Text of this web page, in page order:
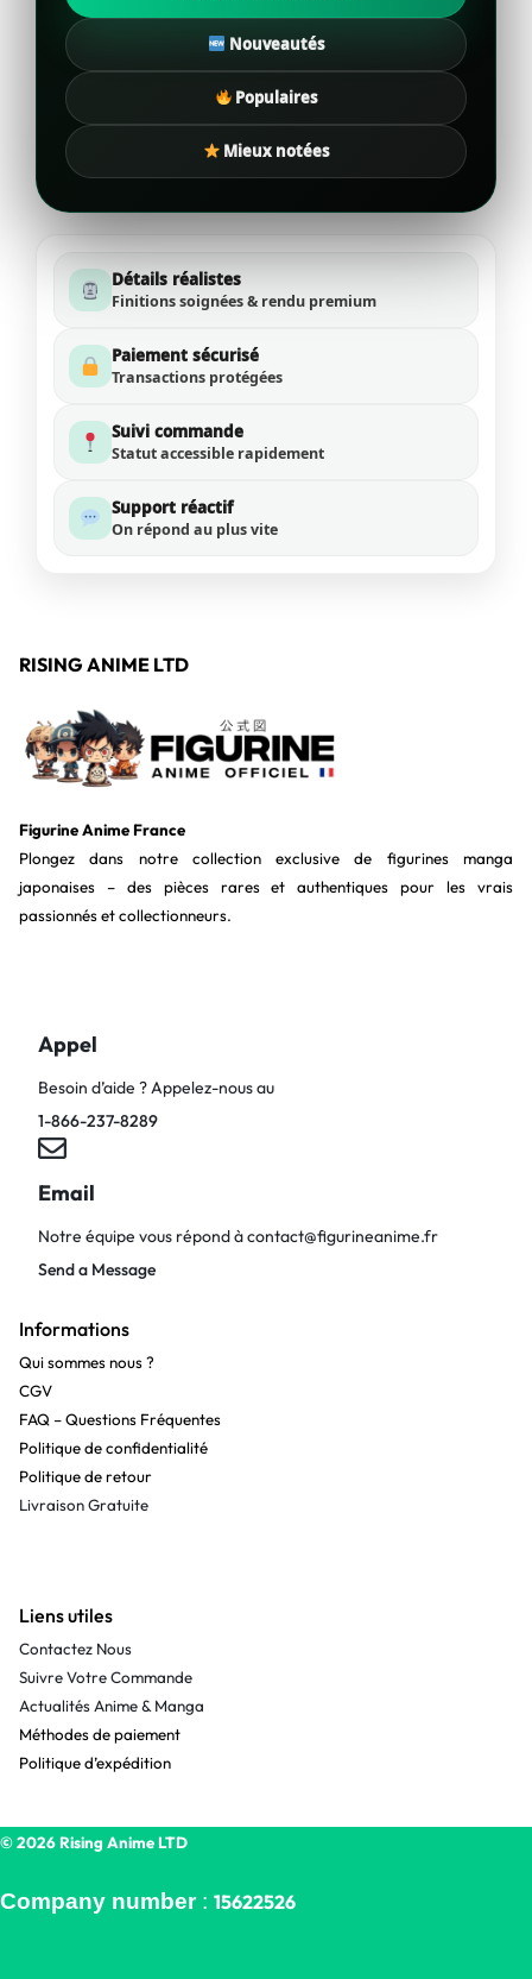
Nouveautés
Populaires
Mieux notées
Détails réalistes
Finitions soignées & rendu premium
Paiement sécurisé
Transactions protégées
Suivi commande
Statut accessible rapidement
Support réactif
On répond au plus vite
RISING ANIME LTD
Figurine Anime France
Plongez dans notre collection exclusive de figurines manga
japonaises – des pièces rares et authentiques pour les vrais
passionnés et collectionneurs.
Appel
Besoin d’aide ? Appelez-nous au
1-866-237-8289
Email
Notre équipe vous répond àcontact@figurineanime.fr
Send a Message
Informations
Qui sommes nous ?
CGV
FAQ – Questions Fréquentes
Politique de confidentialité
Politique de retour
Livraison Gratuite
Liens utiles
Contactez Nous
Suivre Votre Commande
Actualités Anime & Manga
Méthodes de paiement
Politique d’expédition
© 2026 Rising Anime LTD
Company number: 15622526